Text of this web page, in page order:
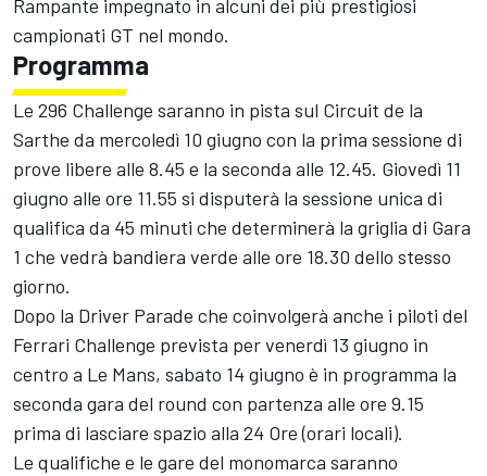
Rampante impegnato in alcuni dei più prestigiosi
campionati GT nel mondo.
Programma
Le 296 Challenge saranno in pista sul Circuit de la
Sarthe da mercoledì 10 giugno con la prima sessione di
prove libere alle 8.45 e la seconda alle 12.45. Giovedì 11
giugno alle ore 11.55 si disputerà la sessione unica di
qualifica da 45 minuti che determinerà la griglia di Gara
1 che vedrà bandiera verde alle ore 18.30 dello stesso
giorno.
Dopo la Driver Parade che coinvolgerà anche i piloti del
Ferrari Challenge prevista per venerdì 13 giugno in
centro a Le Mans, sabato 14 giugno è in programma la
seconda gara del round con partenza alle ore 9.15
prima di lasciare spazio alla 24 Ore (orari locali).
Le qualifiche e le gare del monomarca saranno